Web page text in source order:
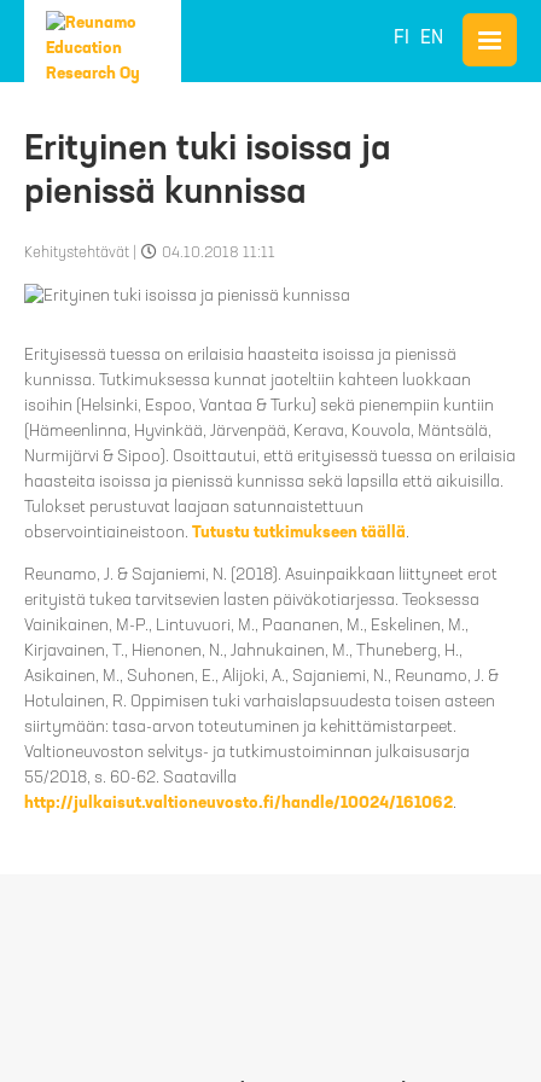
FI EN
Erityinen tuki isoissa ja
pienissä kunnissa
Kehitystehtävät 04.10.2018 11:11
Erityisessä tuessa on erilaisia haasteita isoissa ja pienissä
kunnissa. Tutkimuksessa kunnat jaoteltiin kahteen luokkaan
isoihin (Helsinki, Espoo, Vantaa & Turku) sekä pienempiin kuntiin
(Hämeenlinna, Hyvinkää, Järvenpää, Kerava, Kouvola, Mäntsälä,
Nurmijärvi & Sipoo). Osoittautui, että erityisessä tuessa on erilaisia
haasteita isoissa ja pienissä kunnissa sekä lapsilla että aikuisilla.
Tulokset perustuvat laajaan satunnaistettuun
observointiaineistoon. Tutustu tutkimukseen täällä.
Reunamo, J. & Sajaniemi, N. (2018). Asuinpaikkaan liittyneet erot
erityistä tukea tarvitsevien lasten päiväkotiarjessa. Teoksessa
Vainikainen, M-P., Lintuvuori, M., Paananen, M., Eskelinen, M.,
Kirjavainen, T., Hienonen, N., Jahnukainen, M., Thuneberg, H.,
Asikainen, M., Suhonen, E., Alijoki, A., Sajaniemi, N., Reunamo, J. &
Hotulainen, R. Oppimisen tuki varhaislapsuudesta toisen asteen
siirtymään: tasa-arvon toteutuminen ja kehittämistarpeet.
Valtioneuvoston selvitys- ja tutkimustoiminnan julkaisusarja
55/2018, s. 60-62. Saatavilla
http://julkaisut.valtioneuvosto.fi/handle/10024/161062.